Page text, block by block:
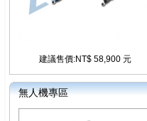
建議售價:NT$ 58,900 元
無人機專區